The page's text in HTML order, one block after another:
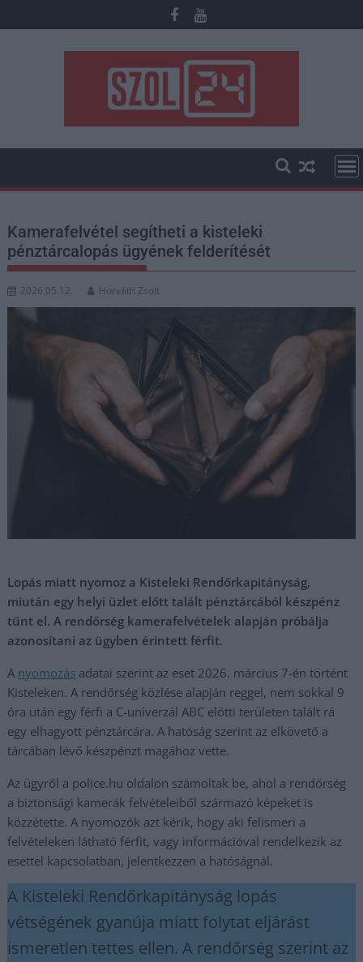
to
Kamerafelvétel segítheti a kisteleki
pénztárcalopás ügyének felderítését
2026.05.12. Horváth Zsolt
Lopás miatt nyomoz a Kisteleki Rendőrkapitányság,
miután egy helyi üzlet előtt talált pénztárcából készpénz
tűnt el. A rendőrség kamerafelvételek alapján próbálja
azonosítani az ügyben érintett férfit.
A nyomozás adatai szerint az eset 2026. március 7-én történt
Kisteleken. A rendőrség közlése alapján reggel, nem sokkal 9
óra után egy férfi a C-univerzál ABC előtti területen talált rá
egy elhagyott pénztárcára. A hatóság szerint az elkövető a
tárcában lévő készpénzt magához vette.
Az ügyről a police.hu oldalon számoltak be, ahol a rendőrség
a biztonsági kamerák felvételeiből származó képeket is
közzétette. A nyomozók azt kérik, hogy aki felismeri a
felvételeken látható férfit, vagy információval rendelkezik az
esettel kapcsolatban, jelentkezzen a hatóságnál.
A Kisteleki Rendőrkapitányság lopás
vétségének gyanúja miatt folytat eljárást
ismeretlen tettes ellen. A rendőrség szerint az